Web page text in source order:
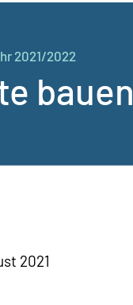
2021/2022
bauen
2021